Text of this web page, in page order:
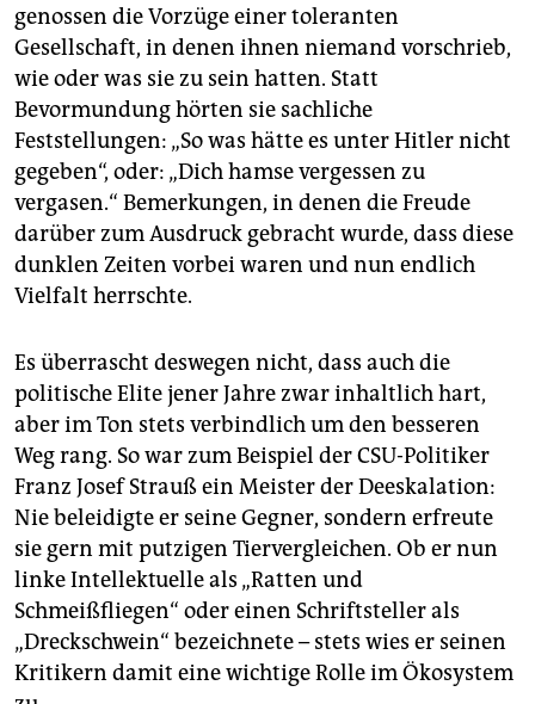
genossen die Vorzüge einer toleranten
Gesellschaft, in denen ihnen niemand vorschrieb,
wie oder was sie zu sein hatten. Statt
Bevormundung hörten sie sachliche
Feststellungen: „So was hätte es unter Hitler nicht
gegeben“, oder: „Dich hamse vergessen zu
vergasen.“ Bemerkungen, in denen die Freude
darüber zum Ausdruck gebracht wurde, dass diese
dunklen Zeiten vorbei waren und nun endlich
Vielfalt herrschte.
Es überrascht deswegen nicht, dass auch die
politische Elite jener Jahre zwar inhaltlich hart,
aber im Ton stets verbindlich um den besseren
Weg rang. So war zum Beispiel der CSU-Politiker
Franz Josef Strauß ein Meister der Deeskalation:
Nie beleidigte er seine Gegner, sondern erfreute
sie gern mit putzigen Tiervergleichen. Ob er nun
linke Intellektuelle als „Ratten und
Schmeißfliegen“ oder einen Schriftsteller als
„Dreckschwein“ bezeichnete – stets wies er seinen
Kritikern damit eine wichtige Rolle im Ökosystem